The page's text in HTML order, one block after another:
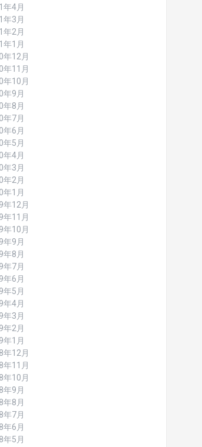
年4月
年3月
年2月
年1月
年12月
年11月
年10月
年9月
年8月
年7月
年6月
年5月
年4月
年3月
年2月
年1月
年12月
年11月
年10月
年9月
年8月
年7月
年6月
年5月
年4月
年3月
年2月
年1月
年12月
年11月
年10月
年9月
年8月
年7月
年6月
年5月